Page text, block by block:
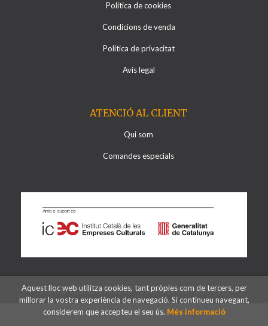
Política de cookies
Condicions de venda
Política de privacitat
Avís legal
ATENCIÓ AL CLIENT
Qui som
Comandes especials
2026 ©Llibreria Al·lots. Tots els Drets Reservats
Aquest lloc web utilitza cookies, tant pròpies com de tercers, per
millorar la vostra experiència de navegació. Si continueu navegant,
considerem que accepteu el seu ús. Més informació